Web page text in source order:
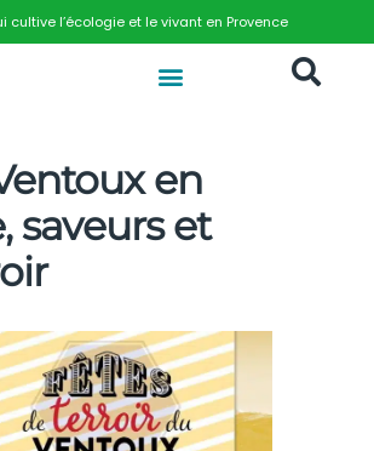
cultive l’écologie et le vivant en Provence
en
saveurs et